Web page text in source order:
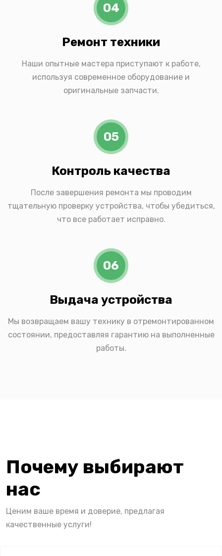
04
Ремонт техники
Наши опытные мастера приступают к работе,
используя современное оборудование и
оригинальные запчасти.
05
Контроль качества
После завершения ремонта мы проводим
тщательную проверку устройства, чтобы убедиться,
что все работает исправно.
06
Выдача устройства
Мы возвращаем вашу технику в отремонтированном
состоянии, предоставляя гарантию на выполненные
работы.
Почему выбирают
нас
Ценим ваше время и доверие, предлагая
качественные услуги!